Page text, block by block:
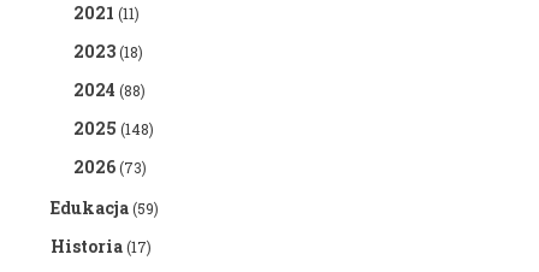
2021 (11)
2023(18)
2024 (88)
2025 (148)
2026(73)
Edukacja(59)
Historia(17)